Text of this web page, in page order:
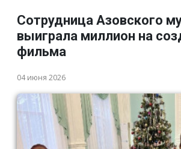
Сотрудница Азовского
выиграла миллион на
фильма
04 июня 2026